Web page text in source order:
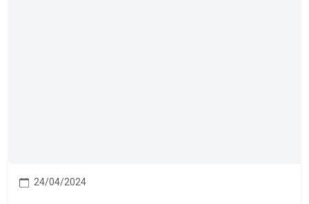
24/04/2024